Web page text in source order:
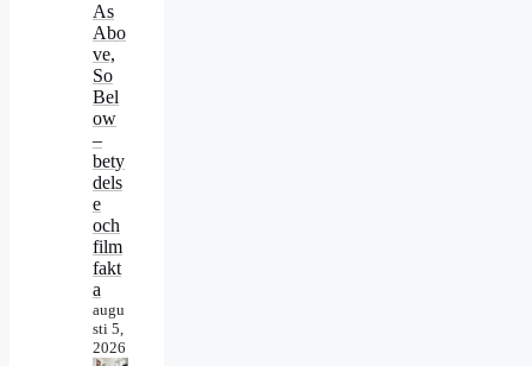
As
Abo
ve,
So
Bel
ow
–
bety
dels
e
och
film
fakt
a
augu
sti 5,
2026